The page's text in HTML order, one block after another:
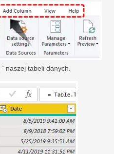
” naszej tabeli danych.